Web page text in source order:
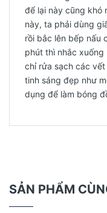
để lại này cũng khó
này, ta phải dùng
rồi bắc lên bếp nấu
phút thì nhắc xuống
chỉ rửa sạch các
tinh sáng đẹp như
dụng để làm bóng
SẢN PHẨM